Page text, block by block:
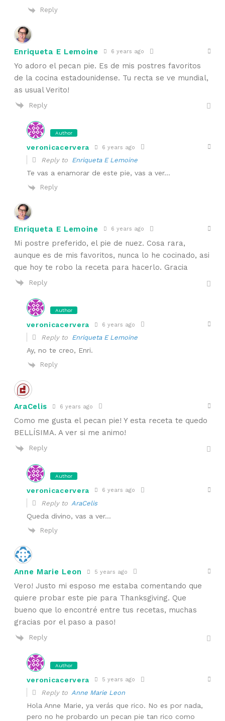
Reply
Enriqueta E Lemoine 6 years ago
Yo adoro el pecan pie. Es de mis postres favoritos
de la cocina estadounidense. Tu recta se ve mundial,
as usual Verito!
Reply
Author
veronicacervera 6 years ago
Reply to Enriqueta E Lemoine
Te vas a enamorar de este pie, vas a ver…
Reply
Enriqueta E Lemoine 6 years ago
Mi postre preferido, el pie de nuez. Cosa rara,
aunque es de mis favoritos, nunca lo he cocinado, asi
que hoy te robo la receta para hacerlo. Gracia
Reply
Author
veronicacervera 6 years ago
Reply to Enriqueta E Lemoine
Ay, no te creo, Enri.
Reply
AraCelis 6 years ago
Como me gusta el pecan pie! Y esta receta te quedo
BELLÍSIMA. A ver si me animo!
Reply
Author
veronicacervera 6 years ago
Reply to AraCelis
Queda divino, vas a ver…
Reply
Anne Marie Leon 5 years ago
Vero! Justo mi esposo me estaba comentando que
quiere probar este pie para Thanksgiving. Que
bueno que lo encontré entre tus recetas, muchas
gracias por el paso a paso!
Reply
Author
veronicacervera 5 years ago
Reply to Anne Marie Leon
Hola Anne Marie, ya verás que rico. No es por nada,
pero no he probardo un pecan pie tan rico como